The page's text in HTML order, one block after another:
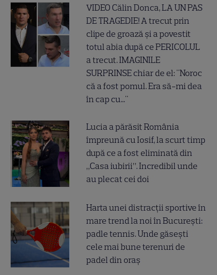
VIDEO Călin Donca, LA UN PAS
DE TRAGEDIE! A trecut prin
clipe de groază și a povestit
totul abia după ce PERICOLUL
a trecut. IMAGINILE
SURPRINSE chiar de el: "Noroc
că a fost pomul. Era să-mi dea
în cap cu..."
Lucia a părăsit România
împreună cu Iosif, la scurt timp
după ce a fost eliminată din
„Casa iubirii”. Incredibil unde
au plecat cei doi
Harta unei distracții sportive în
mare trend la noi în București:
padle tennis. Unde găsești
cele mai bune terenuri de
padel din oraș